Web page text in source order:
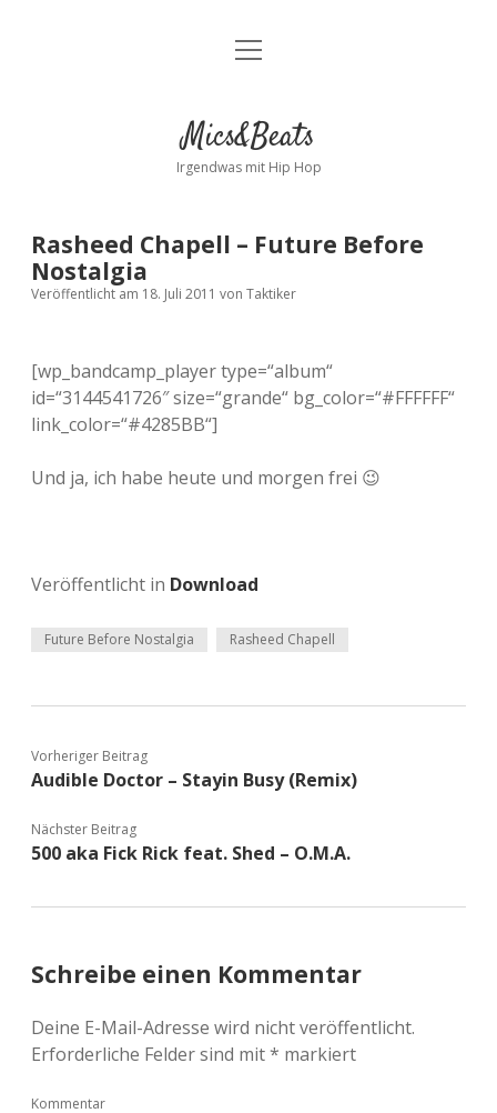
Kontakt
facebookinstagram
bandcamp
spotify
Menü
Mics&Beats
Irgendwas mit Hip Hop
Rasheed Chapell – Future Before
Nostalgia
Veröffentlicht am 18. Juli 2011 von Taktiker
[wp_bandcamp_player type=“album“
id=“3144541726″ size=“grande“ bg_color=“#FFFFFF“
link_color=“#4285BB“]
Und ja, ich habe heute und morgen frei 😉
Veröffentlicht in Download
Future Before Nostalgia Rasheed Chapell
Vorheriger Beitrag
Audible Doctor – Stayin Busy (Remix)
Nächster Beitrag
500 aka Fick Rick feat. Shed – O.M.A.
Schreibe einen Kommentar
Deine E-Mail-Adresse wird nicht veröffentlicht.
Erforderliche Felder sind mit* markiert
Kommentar